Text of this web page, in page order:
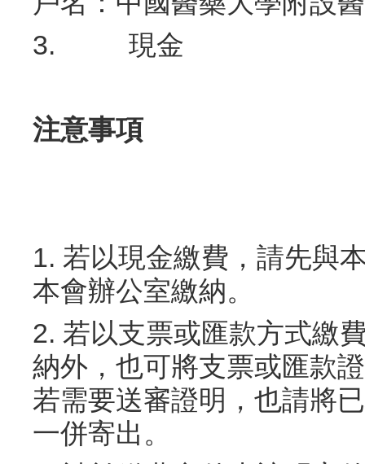
3. 現金
注意事項
1. 若以現金繳費，請先與
本會辦公室繳納。
2. 若以支票或匯款方式繳
納外，也可將支票或匯款
若需要送審證明，也請將
一併寄出。